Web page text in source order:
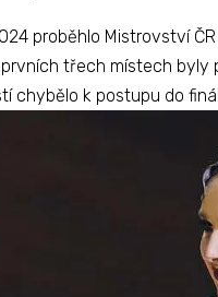
proběhlo Mistrovství
třech místech byly
chybělo k postupu do